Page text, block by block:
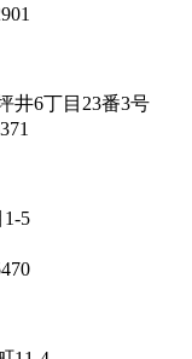
井6丁目23番3号
5